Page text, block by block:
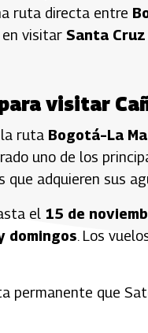
ruta directa entre
en visitar Santa Cruz
visitar
la ruta Bogotá–La
uno de los
adquieren sus
el 15 de
domingos. Los
permanente que